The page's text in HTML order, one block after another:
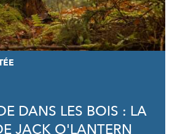
DANS LES BOIS : LA
JACK O'LANTERN